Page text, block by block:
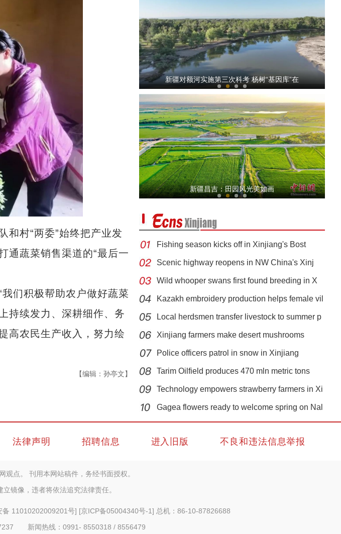
村“两委”始终把产业发
通蔬菜销售渠道的“最后一
们积极帮助农户做好蔬菜
持续发力、深耕细作、务
高农民生产收入，努力绘
【编辑：孙亭文】
新疆对额河实施第三次科考 杨树“基因库”在
北塔山牧歌：这里牧草丰茂，牛羊肥壮
新疆：荒漠戈壁万余亩红柳花绽放
新疆昌吉：田园风光美如画
Fishing season kicks off in Xinjiang's Bost
Scenic highway reopens in NW China's Xinj
Wild whooper swans first found breeding in X
Kazakh embroidery production helps female vil
Local herdsmen transfer livestock to summer p
Xinjiang farmers make desert mushrooms
bloom
Police officers patrol in snow in Xinjiang
Tarim Oilfield produces 470 mln metric tons
Technology empowers strawberry farmers in Xi
Gagea flowers ready to welcome spring on Nal
法律声明 招聘信息 进入旧版 不良和违法信息举报
点。 刊用本网站稿件，务经书面授权。
镜像，违者将依法追究法律责任。
备 11010202009201号] [京ICP备05004340号-1] 总机：86-10-87826688
新闻热线：0991- 8550318 / 8556479